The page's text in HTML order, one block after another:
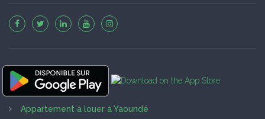
Appartement à louer à Yaoundé